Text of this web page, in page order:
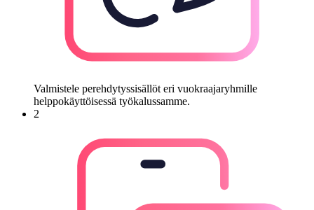
Valmistele perehdytyssisällöt eri vuokraajaryhmille
helppokäyttöisessä työkalussamme.
2